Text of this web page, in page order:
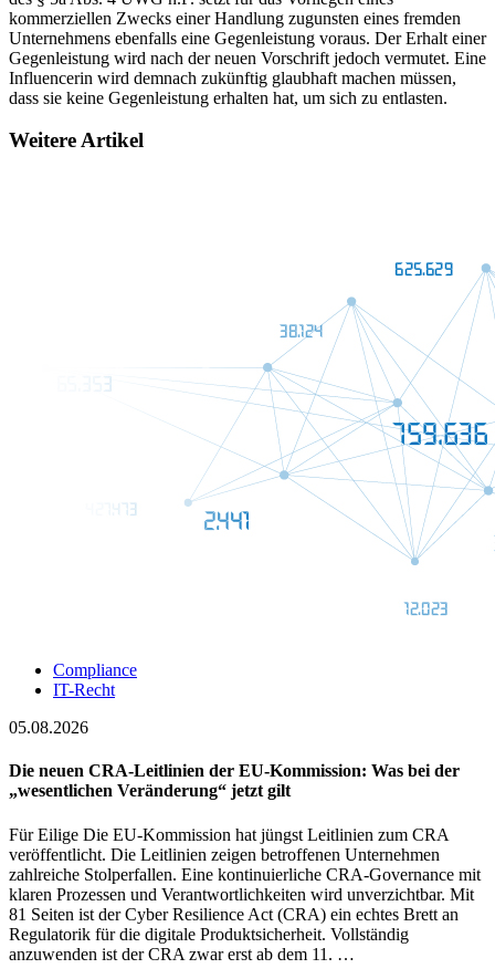
kommerziellen Zwecks einer Handlung zugunsten eines fremden
Unternehmens ebenfalls eine Gegenleistung voraus. Der Erhalt einer
Gegenleistung wird nach der neuen Vorschrift jedoch vermutet. Eine
Influencerin wird demnach zukünftig glaubhaft machen müssen,
dass sie keine Gegenleistung erhalten hat, um sich zu entlasten.
Weitere Artikel
Compliance
IT-Recht
05.08.2026
Die neuen CRA-Leitlinien der EU-Kommission: Was bei der
„wesentlichen Veränderung“ jetzt gilt
Für Eilige Die EU-Kommission hat jüngst Leitlinien zum CRA
veröffentlicht. Die Leitlinien zeigen betroffenen Unternehmen
zahlreiche Stolperfallen. Eine kontinuierliche CRA-Governance mit
klaren Prozessen und Verantwortlichkeiten wird unverzichtbar. Mit
81 Seiten ist der Cyber Resilience Act (CRA) ein echtes Brett an
Regulatorik für die digitale Produktsicherheit. Vollständig
anzuwenden ist der CRA zwar erst ab dem 11. …